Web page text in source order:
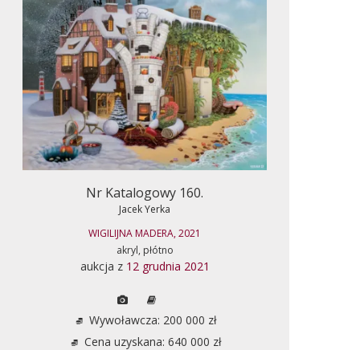
Nr Katalogowy 160.
Jacek Yerka
WIGILIJNA MADERA, 2021
akryl, płótno
aukcja z 12 grudnia 2021
Wywoławcza: 200 000 zł
Cena uzyskana: 640 000 zł